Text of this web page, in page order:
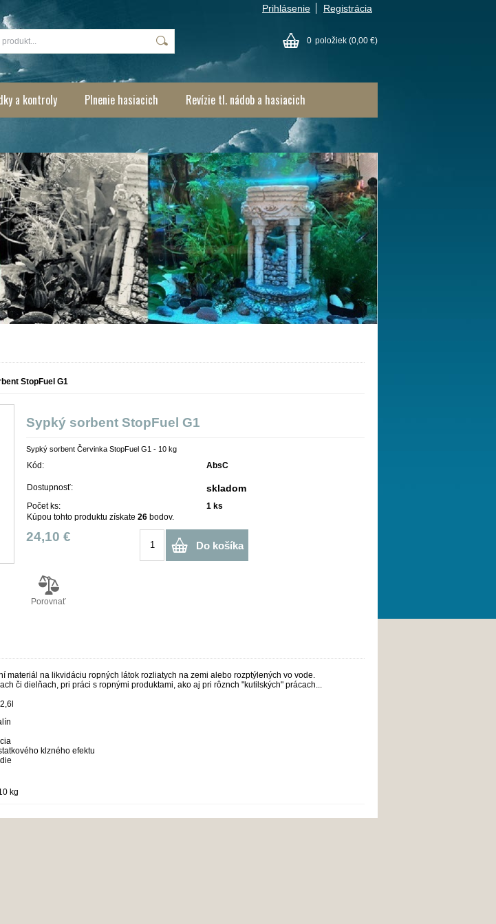
Prihlásenie Registrácia
0 položiek (0,00 €)
a kontroly Plnenie hasiacich Revízie tl. nádob a hasiacich
StopFuel G1
Sypký sorbent StopFuel G1
Sypký sorbent Červinka StopFuel G1 - 10 kg
Kód: AbsC
Dostupnosť: skladom
Počet ks: 1 ks
Kúpou tohto produktu získate 26 bodov.
24,10 €
Do košíka
Porovnať
materiál na likvidáciu ropných látok rozliatych na zemi alebo rozptýlených vo vode.
či dielňach, pri práci s ropnými produktami, ako aj pri rôznch "kutilských" prácach...
klzného efektu
kg